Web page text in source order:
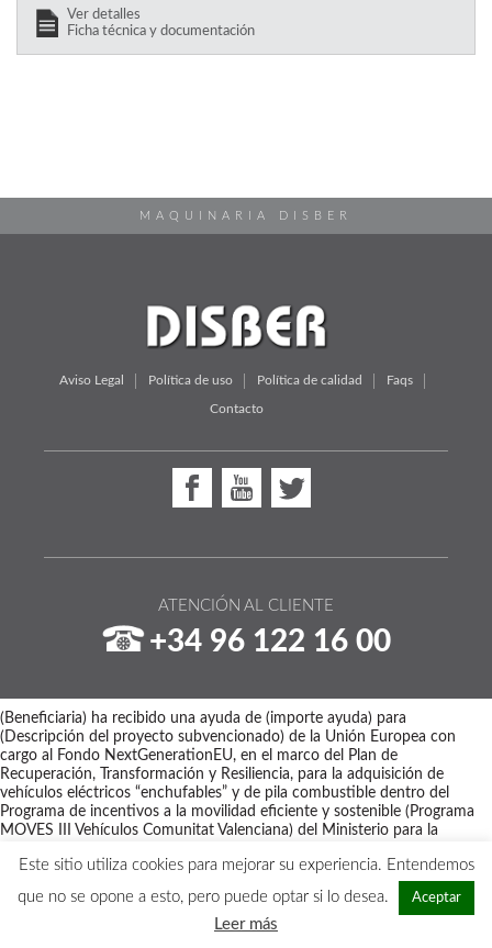
Ver detalles
Ficha técnica y documentación
MAQUINARIA DISBER
Aviso Legal Política de uso Política de calidad Faqs
Contacto
ATENCIÓN AL CLIENTE
+34 96 122 16 00
(Beneficiaria) ha recibido una ayuda de (importe ayuda) para
(Descripción del proyecto subvencionado) de la Unión Europea con
cargo al Fondo NextGenerationEU, en el marco del Plan de
Recuperación, Transformación y Resiliencia, para la adquisición de
vehículos eléctricos “enchufables” y de pila combustible dentro del
Programa de incentivos a la movilidad eficiente y sostenible (Programa
MOVES III Vehículos Comunitat Valenciana) del Ministerio para la
gestionado por el Instituto Valenciano de Competitividad Empresarial
Copyright © 2026 - Maquinaria Disber
Este sitio utiliza cookies para mejorar su experiencia. Entendemos
que no se opone a esto, pero puede optar si lo desea.
Aceptar
Leer más